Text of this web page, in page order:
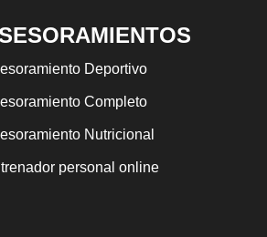
Deportivo
Completo
Nutricional
personal online